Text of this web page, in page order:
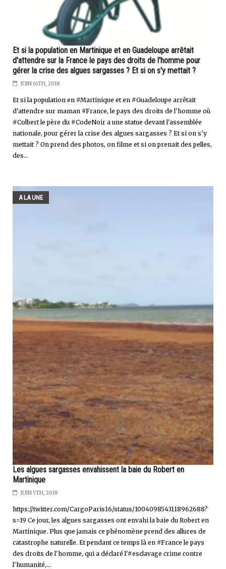
Et si la population en Martinique et en Guadeloupe arrêtait
d'attendre sur la France le pays des droits de l'homme pour
gérer la crise des algues sargasses ? Et si on s'y mettait ?
JUIN 16TH, 2018
Et si la population en #Martinique et en #Guadeloupe arrêtait
d'attendre sur maman #France, le pays des droits de l'homme où
#Colbert le père du #CodeNoir a une statue devant l'assemblée
nationale, pour gérer la crise des algues sargasses ? Et si on s'y
mettait ? On prend des photos, on filme et si on prenait des pelles,
des...
A LA UNE
Les algues sargasses envahissent la baie du Robert en
Martinique
JUIN 5TH, 2018
https://twitter.com/CargoParis16/status/1004098543118962688?
s=19 Ce jour, les algues sargasses ont envahi la baie du Robert en
Martinique. Plus que jamais ce phénomène prend des allures de
catastrophe naturelle. Et pendant ce temps là en #France le pays
des droits de l'homme, qui a déclaré l'#esclavage crime contre
l'humanité,...